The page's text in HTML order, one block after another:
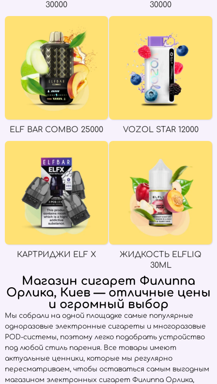
30000
30000
ELF BAR COMBO 25000 VOZOL STAR 12000
КАРТРИДЖИ ELF X
ЖИДКОСТЬ ELFLIQ
30ML
Магазин сигарет Филиппа
Орлика, Киев — отличные цены
и огромный выбор
Мы собрали на одной площадке самые популярные
одноразовые электронные сигареты и многоразовые
POD-системы, поэтому легко подобрать устройство
под любой стиль парения. Все товары имеют
актуальные ценники, которые мы регулярно
пересматриваем, чтобы оставаться самым выгодным
магазином электронных сигарет Филиппа Орлика,